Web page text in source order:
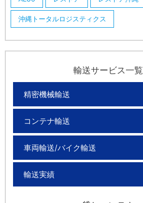
沖縄トータルロジスティクス
輸送サービス一覧
精密機械輸送
コンテナ輸送
車両輸送/バイク輸送
輸送実績